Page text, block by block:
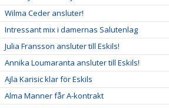
Wilma Ceder ansluter!
Intressant mix i damernas Salutenlag
Julia Fransson ansluter till Eskils!
Annika Loumaranta ansluter till Eskils!
Ajla Karisic klar för Eskils
Alma Manner får A-kontrakt